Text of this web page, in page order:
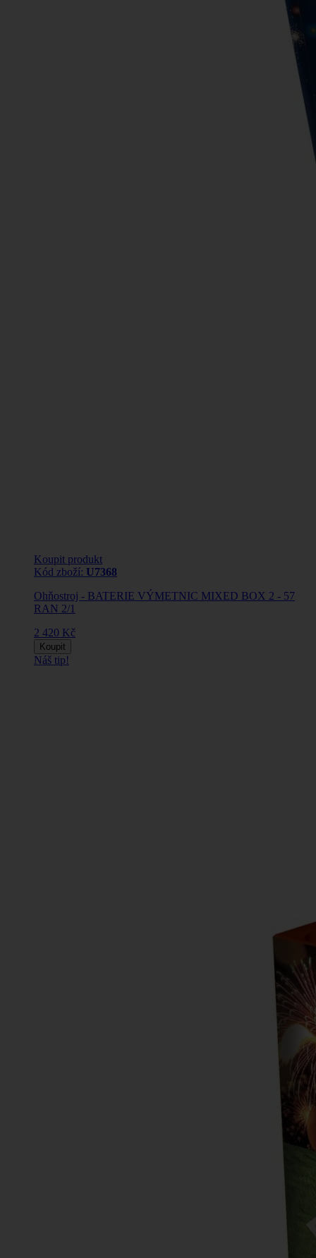
Koupit produkt
Kód zboží: U7368
Ohňostroj - BATERIE VÝMETNIC MIXED BOX 2 - 57
RAN 2/1
2 420 Kč
Koupit
Náš tip!